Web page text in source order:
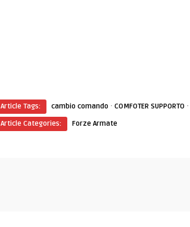
Article Tags: cambio comando · COMFOTER SUPPORTO ·
Article Categories:
Forze Armate